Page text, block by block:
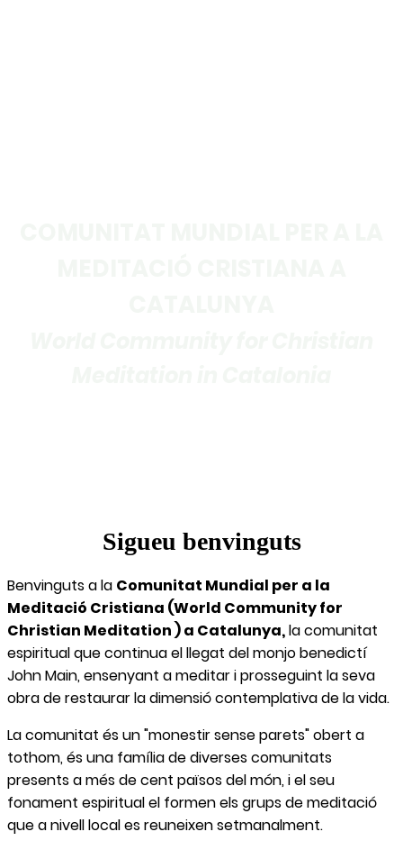
Sigueu benvinguts
Benvinguts a la Comunitat Mundial per a la
Meditació Cristiana (World Community for
Christian Meditation ) a Catalunya,la comunitat
espiritual que continua el llegat del monjo benedictí
John Main, ensenyant a meditar i prosseguint la seva
obra de restaurar la dimensió contemplativa de la vida.
La comunitat és un "monestir sense parets" obert a
tothom, és una família de diverses comunitats
presents a més de cent països del món, i el seu
fonament espiritual el formen els grups de meditació
que a nivell local es reuneixen setmanalment.